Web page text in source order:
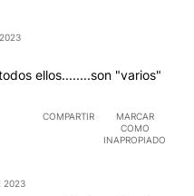
ellos........son "varios"
COMPARTIR
MARCAR
COMO
INAPROPIADO
2023